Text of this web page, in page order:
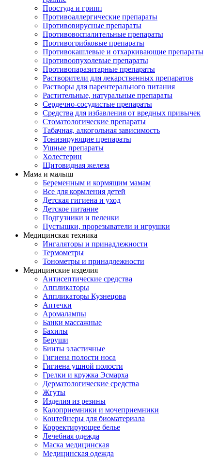
Простуда и грипп
Противоаллергические препараты
Противовирусные препараты
Противовоспалительные препараты
Противогрибковые препараты
Противокашлевые и отхаркивающие препараты
Противоопухолевые препараты
Противопаразитарные препараты
Растворители для лекарственных препаратов
Растворы для парентерального питания
Растительные, натуральные препараты
Сердечно-сосудистые препараты
Средства для избавления от вредных привычек
Стоматологические препараты
Табачная, алкогольная зависимость
Тонизирующие препараты
Ушные препараты
Холестерин
Щитовидная железа
Мама и малыш
Беременным и кормящим мамам
Все для кормления детей
Детская гигиена и уход
Детское питание
Подгузники и пеленки
Пустышки, прорезыватели и игрушки
Медицинская техника
Ингаляторы и принадлежности
Термометры
Тонометры и принадлежности
Медицинские изделия
Антисептические средства
Аппликаторы
Аппликаторы Кузнецова
Аптечки
Аромалампы
Банки массажные
Бахилы
Беруши
Бинты эластичные
Гигиена полости носа
Гигиена ушной полости
Грелки и кружка Эсмарха
Дерматологические средства
Жгуты
Изделия из резины
Калоприемники и мочеприемники
Контейнеры для биоматериала
Корректирующее белье
Лечебная одежда
Маска медицинская
Медицинская одежда